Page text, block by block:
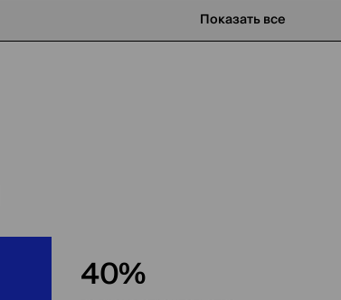
Показать все
40%